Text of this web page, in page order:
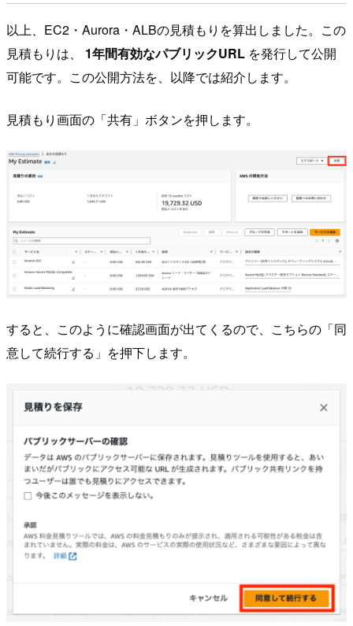
以上、EC2・Aurora・ALBの見積もりを算出しました。この
見積もりは、 1年間有効なパブリックURL を発行して公開
可能です。この公開方法を、以降では紹介します。
見積もり画面の「共有」ボタンを押します。
すると、このように確認画面が出てくるので、こちらの「同
意して続行する」を押下します。